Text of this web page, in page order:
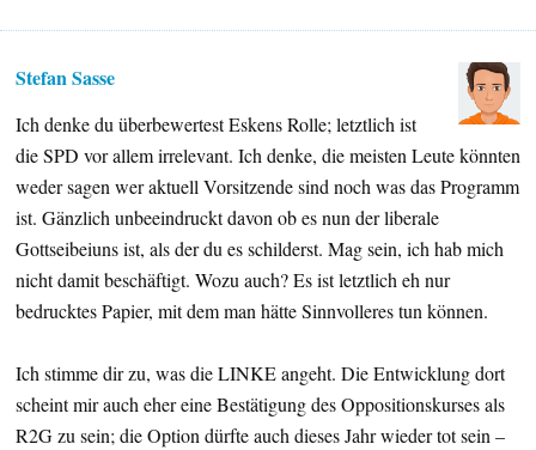
Stefan Sasse
Ich denke du überbewertest Eskens Rolle; letztlich ist
die SPD vor allem irrelevant. Ich denke, die meisten Leute könnten
weder sagen wer aktuell Vorsitzende sind noch was das Programm
ist. Gänzlich unbeeindruckt davon ob es nun der liberale
Gottseibeiuns ist, als der du es schilderst. Mag sein, ich hab mich
nicht damit beschäftigt. Wozu auch? Es ist letztlich eh nur
bedrucktes Papier, mit dem man hätte Sinnvolleres tun können.
Ich stimme dir zu, was die LINKE angeht. Die Entwicklung dort
scheint mir auch eher eine Bestätigung des Oppositionskurses als
R2G zu sein; die Option dürfte auch dieses Jahr wieder tot sein –